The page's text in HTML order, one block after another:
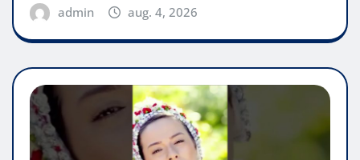
admin aug. 4, 2026